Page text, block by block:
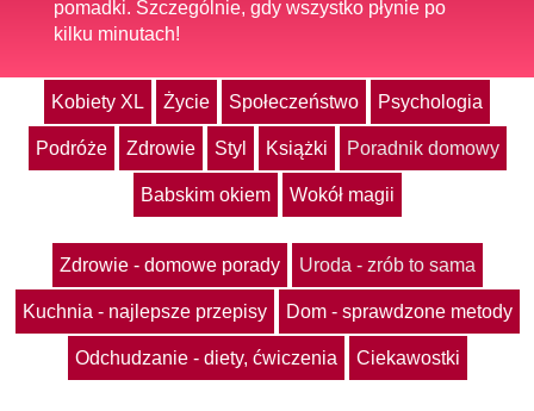
pomadki. Szczególnie, gdy wszystko płynie po
kilku minutach!
Kobiety XL Życie Społeczeństwo Psychologia
Podróże Zdrowie Styl Książki Poradnik domowy
Babskim okiem Wokół magii
Zdrowie - domowe porady Uroda - zrób to sama
Kuchnia - najlepsze przepisy Dom - sprawdzone metody
Odchudzanie - diety, ćwiczenia Ciekawostki